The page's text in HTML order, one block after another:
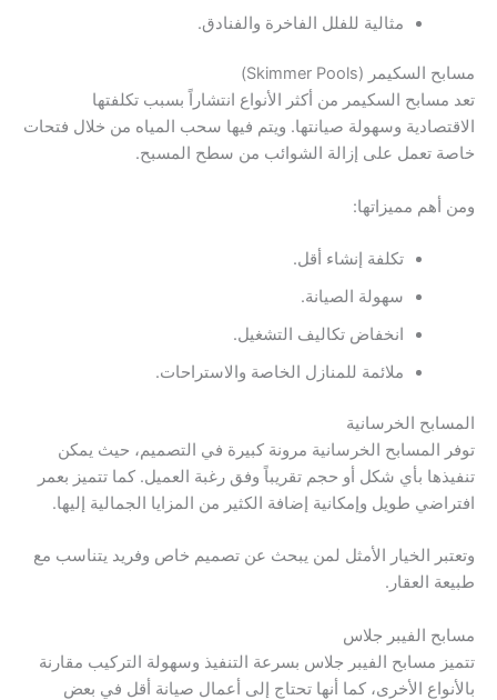
مثالية للفلل الفاخرة والفنادق.
مسابح السكيمر (Skimmer Pools)
تعد مسابح السكيمر من أكثر الأنواع انتشاراً بسبب تكلفتها
الاقتصادية وسهولة صيانتها. ويتم فيها سحب المياه من خلال فتحات
خاصة تعمل على إزالة الشوائب من سطح المسبح.
ومن أهم مميزاتها:
تكلفة إنشاء أقل.
سهولة الصيانة.
انخفاض تكاليف التشغيل.
ملائمة للمنازل الخاصة والاستراحات.
المسابح الخرسانية
توفر المسابح الخرسانية مرونة كبيرة في التصميم، حيث يمكن
تنفيذها بأي شكل أو حجم تقريباً وفق رغبة العميل. كما تتميز بعمر
افتراضي طويل وإمكانية إضافة الكثير من المزايا الجمالية إليها.
وتعتبر الخيار الأمثل لمن يبحث عن تصميم خاص وفريد يتناسب مع
طبيعة العقار.
مسابح الفيبر جلاس
تتميز مسابح الفيبر جلاس بسرعة التنفيذ وسهولة التركيب مقارنة
بالأنواع الأخرى، كما أنها تحتاج إلى أعمال صيانة أقل في بعض